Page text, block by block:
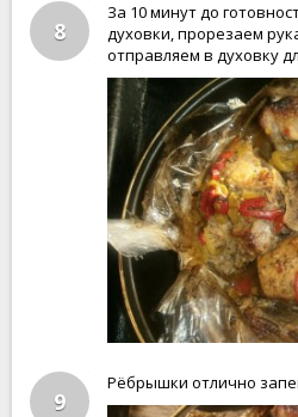
8
За 10 минут до
духовки, прорезаем
отправляем в духовку
9
Рёбрышки отлично